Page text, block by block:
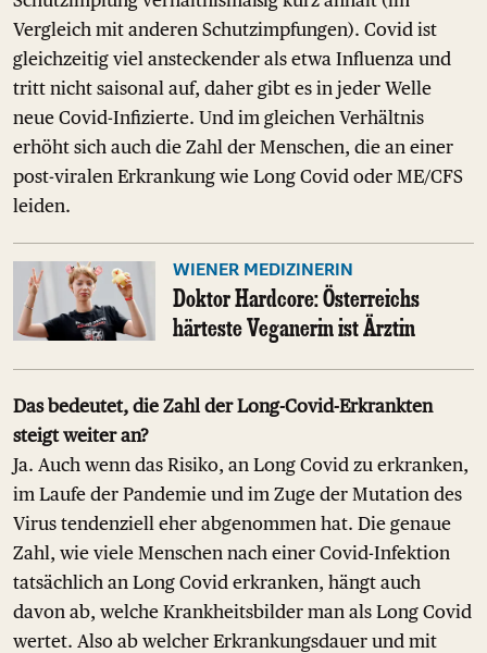
Vergleich mit anderen Schutzimpfungen). Covid ist
gleichzeitig viel ansteckender als etwa Influenza und
tritt nicht saisonal auf, daher gibt es in jeder Welle
neue Covid-Infizierte. Und im gleichen Verhältnis
erhöht sich auch die Zahl der Menschen, die an einer
post-viralen Erkrankung wie Long Covid oder ME/CFS
leiden.
WIENER MEDIZINERIN
Doktor Hardcore: Österreichs
härteste Veganerin ist Ärztin
Das bedeutet, die Zahl der Long-Covid-Erkrankten
steigt weiter an?
Ja. Auch wenn das Risiko, an Long Covid zu erkranken,
im Laufe der Pandemie und im Zuge der Mutation des
Virus tendenziell eher abgenommen hat. Die genaue
Zahl, wie viele Menschen nach einer Covid-Infektion
tatsächlich an Long Covid erkranken, hängt auch
davon ab, welche Krankheitsbilder man als Long Covid
wertet. Also ab welcher Erkrankungsdauer und mit